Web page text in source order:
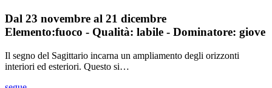
Dal 23 novembre al 21 dicembre
Elemento:fuoco - Qualità: labile - Dominatore: giove
Il segno del Sagittario incarna un ampliamento degli orizzonti
interiori ed esteriori. Questo si…